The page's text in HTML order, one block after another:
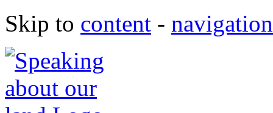
Skip to content - navigation